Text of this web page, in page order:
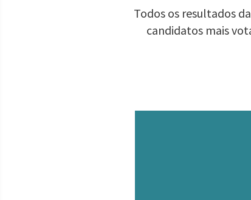
Todos os resultados
candidatos mais